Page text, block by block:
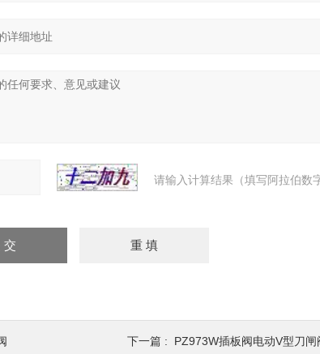
请输入计算结果（填写阿拉伯数
下一篇 : PZ973W插板阀电动V型刀闸